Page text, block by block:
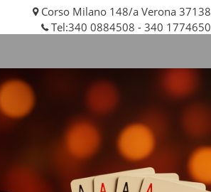
Corso Milano 148/a Verona 37138
Tel:340 0884508 - 340 1774650